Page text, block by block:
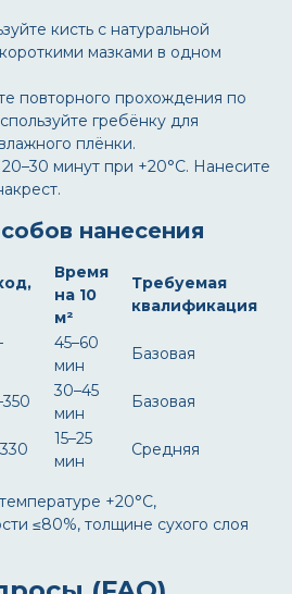
кисть с натуральной
мазками в одном
повторного прохождения по
гребёнку для
плёнки.
минут при +20°C. Нанесите
нанесения
Время
на 10
м²
Требуемая
квалификация
45–60
мин
Базовая
30–45
мин
Базовая
15–25
мин
Средняя
+20°C,
≤80%, толщине сухого слоя